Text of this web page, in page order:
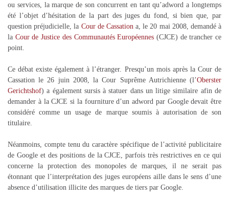
ou services, la marque de son concurrent en tant qu’adword a longtemps
été l’objet d’hésitation de la part des juges du fond, si bien que, par
question préjudicielle, la Cour de Cassationa, le 20 mai 2008, demandé à
la Cour de Justice des Communautés Européennes (CJCE) de trancher ce
point.
Ce débat existe également à l’étranger. Presqu’un mois après la Cour de
Cassation le 26 juin 2008, la Cour Suprême Autrichienne (l’Oberster
Gerichtshof) a également sursis à statuer dans un litige similaire afin de
demander à la CJCE si la fourniture d’un adword par Google devait être
considéré comme un usage de marque soumis à autorisation de son
titulaire.
Néanmoins, compte tenu du caractère spécifique de l’activité publicitaire
de Google et des positions de la CJCE, parfois très restrictives en ce qui
concerne la protection des monopoles de marques, il ne serait pas
étonnant que l’interprétation des juges européens aille dans le sens d’une
absence d’utilisation illicite des marques de tiers par Google.